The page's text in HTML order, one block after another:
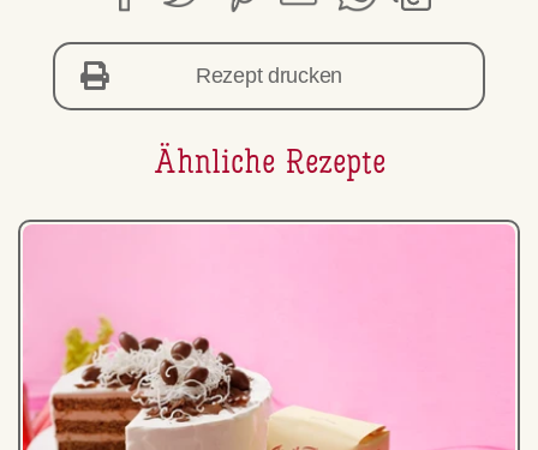
Rezept drucken
Ähnliche Rezepte